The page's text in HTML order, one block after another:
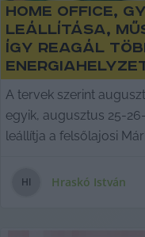
Home office,
leállítása,
így reagál
A tervek szerint
egyik, augusztus 25-
leállítja a felsőlajosi
KecsUP úgy értesült,
HI Hraskó István